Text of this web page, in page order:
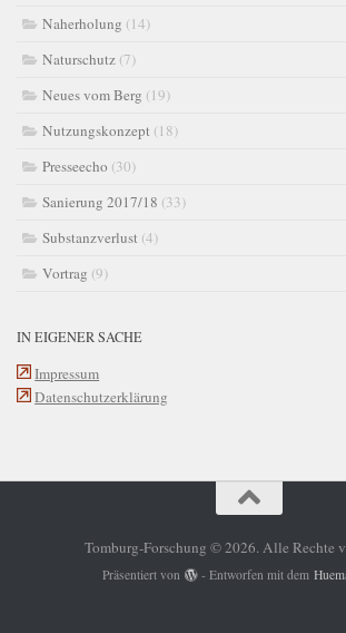
Naherholung (14)
Naturschutz (7)
Neues vom Berg (19)
Nutzungskonzept (18)
Presseecho (30)
Sanierung 2017/18 (33)
Substanzverlust (4)
Vortrag (9)
IN EIGENER SACHE
Impressum
Datenschutzerklärung
Tomburg-Forschung © 2026. Alle Rechte
Präsentiert von - Entworfen mit dem